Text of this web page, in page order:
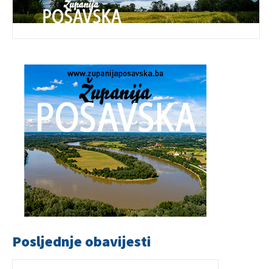
Posljednje obavijesti